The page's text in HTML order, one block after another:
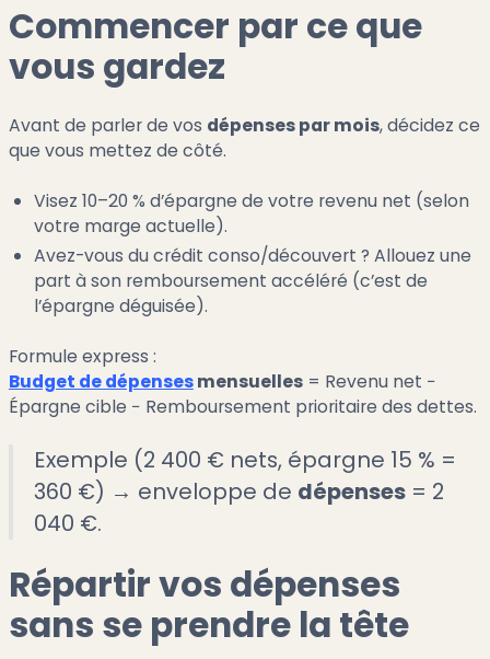
Commencer par ce que
vous gardez
Avant de parler de vos dépenses par mois, décidez ce
que vous mettez de côté.
Visez 10–20 % d’épargne de votre revenu net (selon
votre marge actuelle).
Avez-vous du crédit conso/découvert ? Allouez une
part à son remboursement accéléré (c’est de
l’épargne déguisée).
Formule express :
Budget de dépensesmensuelles= Revenu net −
Épargne cible − Remboursement prioritaire des dettes.
Exemple (2 400 € nets, épargne 15 % =
360 €) → enveloppe de dépenses = 2
040 €.
Répartir vos dépenses
sans se prendre la tête